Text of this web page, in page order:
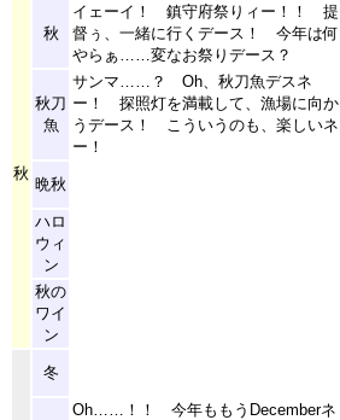
秋
秋
イェーイ！ 鎮守府祭りィー！！ 提
督ぅ、一緒に行くデース！ 今年は何
やらぁ……変なお祭りデース？
秋刀
魚
サンマ……？ Oh、秋刀魚デスネ
ー！ 探照灯を満載して、漁場に向か
うデース！ こういうのも、楽しいネ
ー！
晩秋
ハロ
ウィ
ン
秋の
ワイ
ン
冬
Oh……！！ 今年ももうDecemberネ